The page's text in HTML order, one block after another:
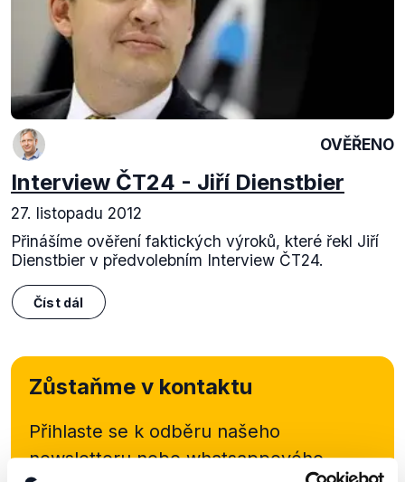
OVĚŘENO
Interview ČT24 - Jiří Dienstbier
27. listopadu 2012
Přinášíme ověření faktických výroků, které řekl Jiří
Dienstbier v předvolebním Interview ČT24.
Číst dál
Zůstaňme v kontaktu
Přihlaste se k odběru našeho
newsletteru nebowhatsappového